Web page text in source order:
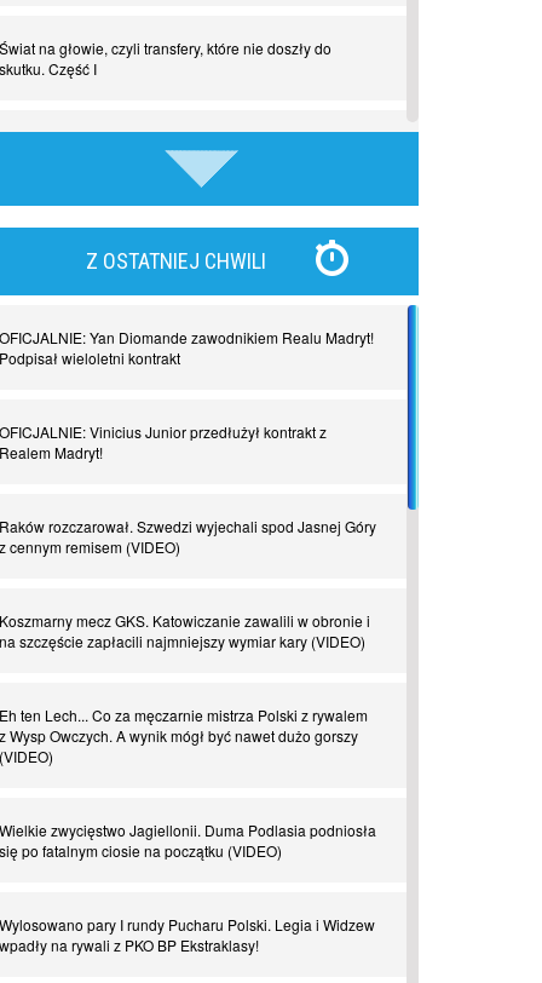
Świat na głowie, czyli transfery, które nie doszły do
skutku. Część I
owca cała?
Spadkowicze z Serie A. Komu powiemy ciao?
I love this game! Patrice Evra
Chłopak z pizzerii. Kim był zmarły Mino Raiola?
Manchester United. Czy magik z Holandii odczaruje
przeklętą drużynę?
Z OSTATNIEJ CHWILI
OFICJALNIE: Yan Diomande zawodnikiem Realu Madryt!
Podpisał wieloletni kontrakt
OFICJALNIE: Vinicius Junior przedłużył kontrakt z
Realem Madryt!
Raków rozczarował. Szwedzi wyjechali spod Jasnej Góry
z cennym remisem (VIDEO)
Koszmarny mecz GKS. Katowiczanie zawalili w obronie i
na szczęście zapłacili najmniejszy wymiar kary (VIDEO)
Eh ten Lech... Co za męczarnie mistrza Polski z rywalem
z Wysp Owczych. A wynik mógł być nawet dużo gorszy
(VIDEO)
Wielkie zwycięstwo Jagiellonii. Duma Podlasia podniosła
się po fatalnym ciosie na początku (VIDEO)
Wylosowano pary I rundy Pucharu Polski. Legia i Widzew
wpadły na rywali z PKO BP Ekstraklasy!